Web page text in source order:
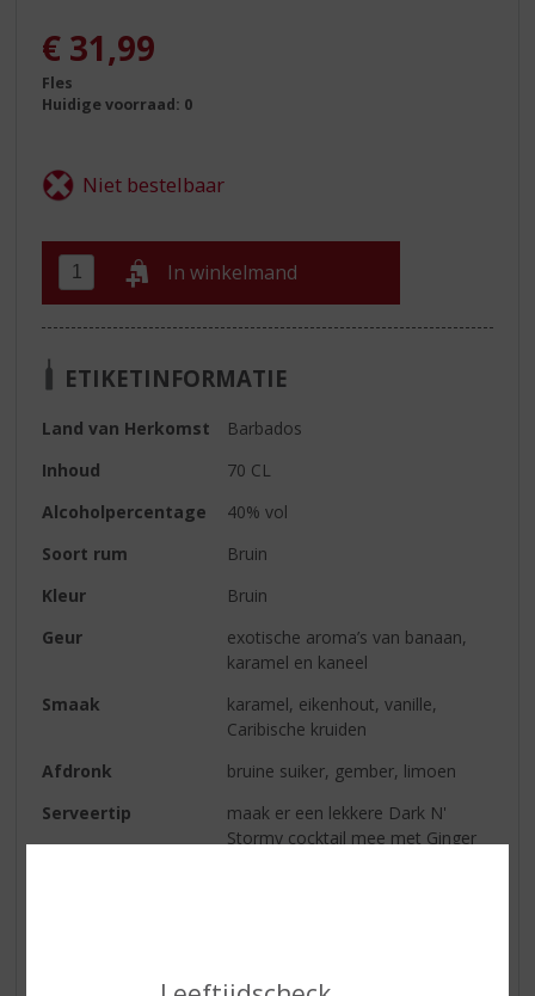
€ 31,99
Fles
Huidige voorraad: 0
In winkelmand
ETIKETINFORMATIE
Land van Herkomst
Barbados
Inhoud
70 CL
Alcoholpercentage
40% vol
Soort rum
Bruin
Kleur
Bruin
Geur
exotische aroma’s van banaan,
karamel en kaneel
Smaak
karamel, eikenhout, vanille,
Caribische kruiden
Afdronk
bruine suiker, gember, limoen
Serveertip
maak er een lekkere Dark N'
Stormy cocktail mee met Ginger